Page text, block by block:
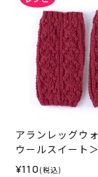
アランレッグウ
ウールスイート
ピ）
¥110 (税込)